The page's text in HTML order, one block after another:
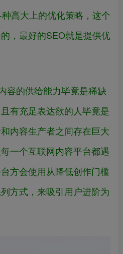
高大上的优化策略，这个
，最好的SEO就是提供优
容的供给能力毕竟是稀缺
有充足表达欲的人毕竟是
内容生产者之间存在巨大
一个互联网内容平台都遇
方会使用从降低创作门槛
方式，来吸引用户进阶为